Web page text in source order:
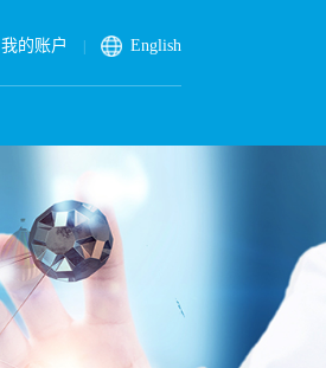
我的账户 English